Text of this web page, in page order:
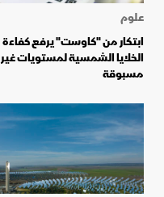
علوم
ابتكار من "كاوست" يرفع كفاءة
الخلايا الشمسية لمستويات غير
مسبوقة